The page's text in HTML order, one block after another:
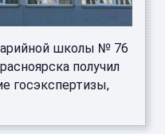
школы № 76
получил
госэкспертизы,